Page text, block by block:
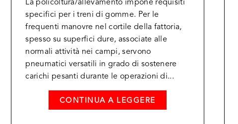
La policoltura/allevamento impone requisiti
specifici per i treni di gomme. Per le
frequenti manovre nel cortile della fattoria,
spesso su superfici dure, associate alle
normali attività nei campi, servono
pneumatici versatili in grado di sostenere
carichi pesanti durante le operazioni di...
CONTINUA A LEGGERE